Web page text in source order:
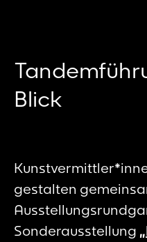
Blick
gestalten
Sonderausstellung